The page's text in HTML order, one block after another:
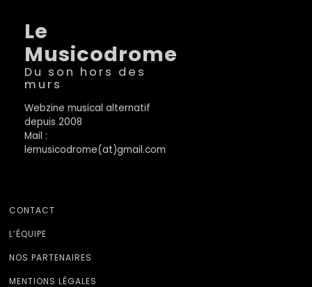
Le
Musicodrome
Du son hors des
murs
Webzine musical alternatif
depuis 2008
Mail :
lemusicodrome(at)gmail.com
CONTACT
L’ÉQUIPE
NOS PARTENAIRES
MENTIONS LÉGALES